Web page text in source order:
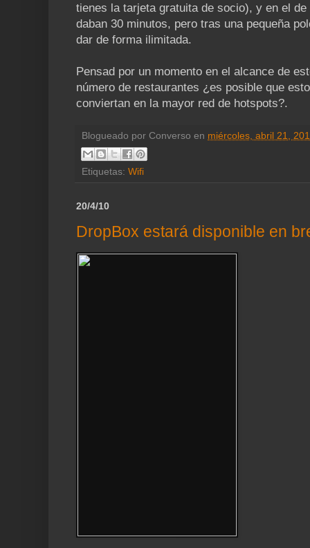
tienes la tarjeta gratuita de socio), y en el
daban 30 minutos, pero tras una pequeña
dar de forma ilimitada.
Pensad por un momento en el alcance de
número de restaurantes ¿es posible que
conviertan en la mayor red de hotspots?.
Blogueado por Converso en miércoles, abril 21,
Etiquetas: Wifi
20/4/10
DropBox estará disponible en